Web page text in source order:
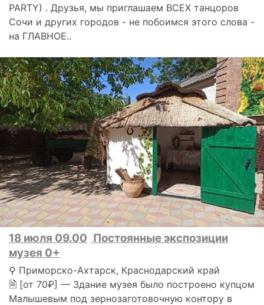
PARTY) . Друзья, мы приглашаем ВСЕХ танцоров
Сочи и других городов - не побоимся этого слова -
на ГЛАВНОЕ..
18 июля 09.00 Постоянные экспозиции
музея 0+
⚲ Приморско-Ахтарск, Краснодарский край
🗎 [от 70₽] — Здание музея было построено купцом
Малышевым под зернозаготовочную контору в